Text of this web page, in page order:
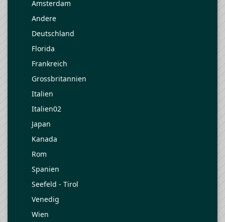
Amsterdam
Andere
Deutschland
Florida
Frankreich
Grossbritannien
Italien
Italien02
Japan
Kanada
Rom
Spanien
Seefeld - Tirol
Venedig
Wien